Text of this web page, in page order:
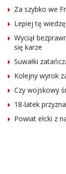
Za szybko we
Lepiej tę
Wyciął
się karze
Suwałki
Kolejny wyrok
Czy wojskowy
18-latek
Powiat ełcki z